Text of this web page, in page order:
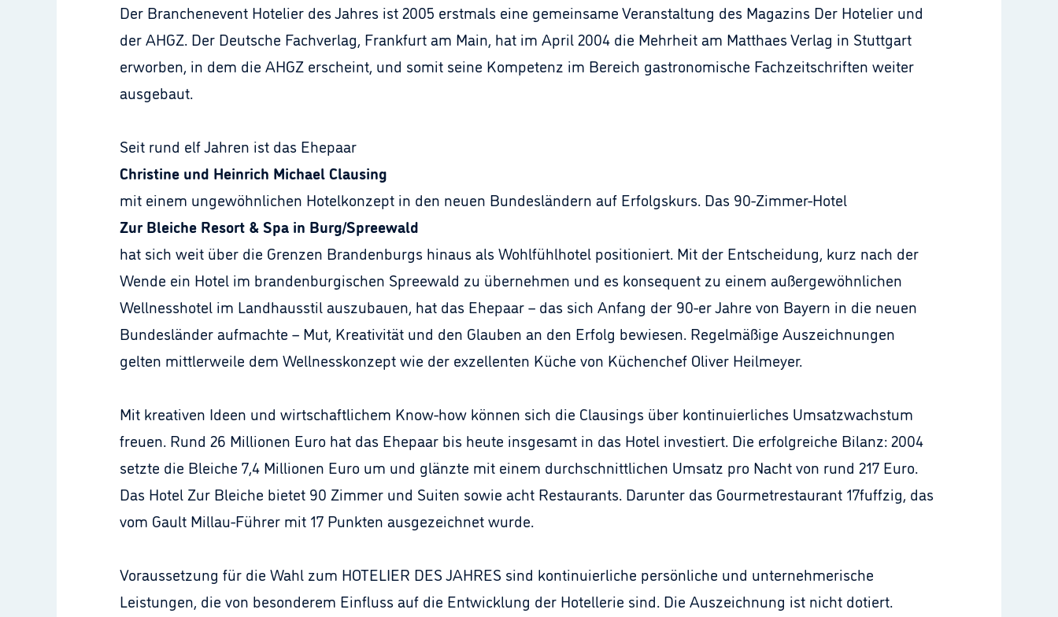
Der Branchenevent Hotelier des Jahres ist 2005 erstmals eine gemeinsame Veranstaltung des Magazins Der Hotelier und
der AHGZ. Der Deutsche Fachverlag, Frankfurt am Main, hat im April 2004 die Mehrheit am Matthaes Verlag in Stuttgart
erworben, in dem die AHGZ erscheint, und somit seine Kompetenz im Bereich gastronomische Fachzeitschriften weiter
ausgebaut.
Seit rund elf Jahren ist das Ehepaar
Christine und Heinrich Michael Clausing
mit einem ungewöhnlichen Hotelkonzept in den neuen Bundesländern auf Erfolgskurs. Das 90-Zimmer-Hotel
Zur Bleiche Resort & Spa in Burg/Spreewald
hat sich weit über die Grenzen Brandenburgs hinaus als Wohlfühlhotel positioniert. Mit der Entscheidung, kurz nach der
Wende ein Hotel im brandenburgischen Spreewald zu übernehmen und es konsequent zu einem außergewöhnlichen
Wellnesshotel im Landhausstil auszubauen, hat das Ehepaar – das sich Anfang der 90-er Jahre von Bayern in die neuen
Bundesländer aufmachte – Mut, Kreativität und den Glauben an den Erfolg bewiesen. Regelmäßige Auszeichnungen
gelten mittlerweile dem Wellnesskonzept wie der exzellenten Küche von Küchenchef Oliver Heilmeyer.
Mit kreativen Ideen und wirtschaftlichem Know-how können sich die Clausings über kontinuierliches Umsatzwachstum
freuen. Rund 26 Millionen Euro hat das Ehepaar bis heute insgesamt in das Hotel investiert. Die erfolgreiche Bilanz: 2004
setzte die Bleiche 7,4 Millionen Euro um und glänzte mit einem durchschnittlichen Umsatz pro Nacht von rund 217 Euro.
Das Hotel Zur Bleiche bietet 90 Zimmer und Suiten sowie acht Restaurants. Darunter das Gourmetrestaurant 17fuffzig, das
vom Gault Millau-Führer mit 17 Punkten ausgezeichnet wurde.
Voraussetzung für die Wahl zum HOTELIER DES JAHRES sind kontinuierliche persönliche und unternehmerische
Leistungen, die von besonderem Einfluss auf die Entwicklung der Hotellerie sind. Die Auszeichnung ist nicht dotiert.